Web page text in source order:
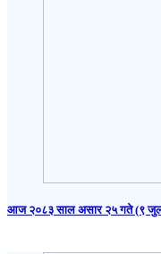
आज २०८३ साल असार २५ गते (९